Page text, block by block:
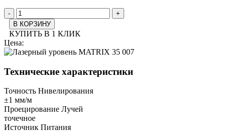
-
+
В КОРЗИНУ
КУПИТЬ В 1 КЛИК
Цена:
Технические характеристики
Точность Нивелирования
±1 мм/м
Проецирование Лучей
точечное
Источник Питания